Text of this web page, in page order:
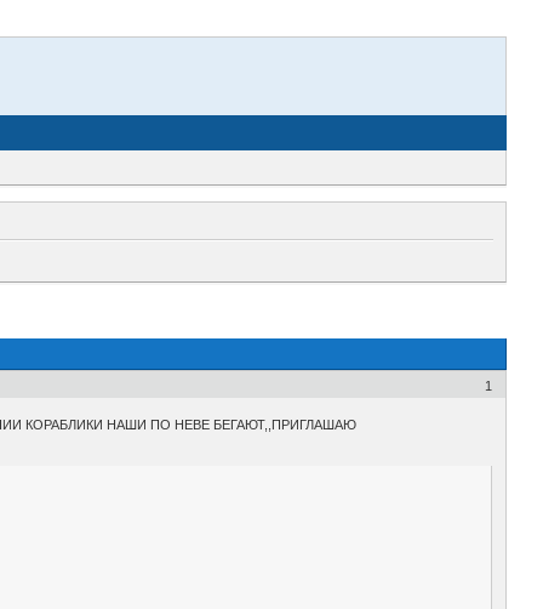
1
КОРАБЛИКИ НАШИ ПО НЕВЕ БЕГАЮТ,,ПРИГЛАШАЮ